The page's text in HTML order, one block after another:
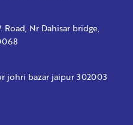
Nr Dahisar bridge,
johri bazar jaipur 302003